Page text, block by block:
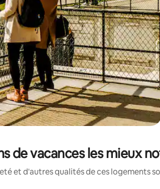
de vacances les mieux
et d'autres qualités de ces logements